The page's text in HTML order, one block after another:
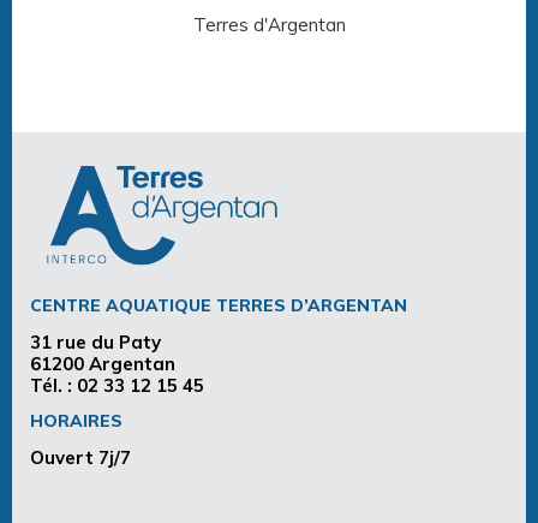
Terres d'Argentan
CENTRE AQUATIQUE TERRES D’ARGENTAN
31 rue du Paty
61200 Argentan
Tél. : 02 33 12 15 45
HORAIRES
Ouvert 7j/7